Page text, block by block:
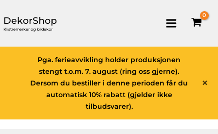
DekorShop
Klistremerker og bildekor
×
Pga. ferieavvikling holder produksjonen
stengt t.o.m. 7. august (ring oss gjerne).
Dersom du bestiller i denne perioden får du
automatisk 10% rabatt (gjelder ikke
tilbudsvarer).